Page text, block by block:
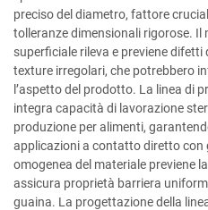
preciso del diametro, fattore
tolleranze dimensionali rigorose.
superficiale rileva e previene
texture irregolari, che potrebbero
l’aspetto del prodotto. La linea di
integra capacità di lavorazione
produzione per alimenti,
applicazioni a contatto diretto con
omogenea del materiale previene
assicura proprietà barriera
guaina. La progettazione della